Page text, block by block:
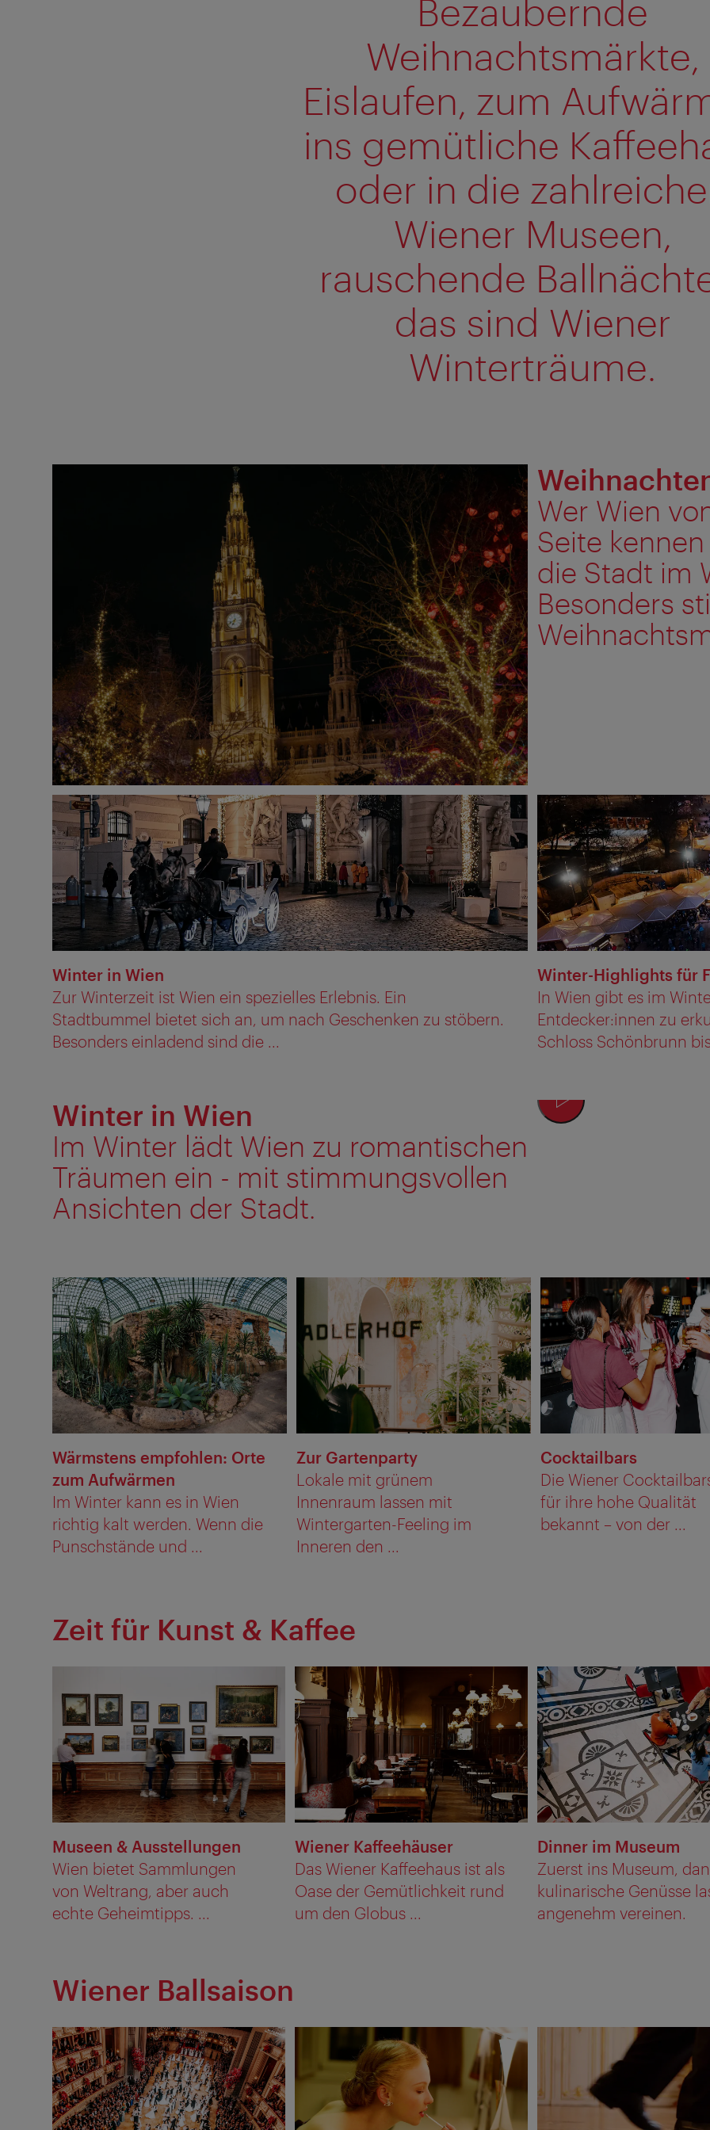
Bezaubernde
Weihnachtsmärkte,
Eislaufen, zum
ins gemütliche
oder in die
Wiener Museen,
rauschende
das sind Wiener
Winterträume.
Wer Wien
Seite
die Stadt im
Besonders
Winter in Wien
Zur Winterzeit ist Wien ein spezielles Erlebnis. Ein
Stadtbummel bietet sich an, um nach Geschenken zu stöbern.
Besonders einladend sind die ...
Winter-Highlights für
In Wien gibt es im
Entdecker:innen zu
Schloss Schönbrunn
Winter in Wien
Im Winter lädt Wien zu romantischen
Träumen ein - mit stimmungsvollen
Ansichten der Stadt.
Wärmstens empfohlen: Orte
zum Aufwärmen
Im Winter kann es in Wien
richtig kalt werden. Wenn die
Punschstände und ...
Zur Gartenparty
Lokale mit grünem
Innenraum lassen mit
Wintergarten-Feeling im
Inneren den ...
Cocktailbars
Die Wiener
für ihre hohe Qualität
bekannt – von der ...
Zeit für Kunst & Kaffee
Museen & Ausstellungen
Wien bietet Sammlungen
von Weltrang, aber auch
echte Geheimtipps. ...
Wiener Kaffeehäuser
Das Wiener Kaffeehaus ist als
Oase der Gemütlichkeit rund
um den Globus ...
Dinner im Museum
Zuerst ins Museum,
kulinarische Genüsse
angenehm vereinen.
Wiener Ballsaison